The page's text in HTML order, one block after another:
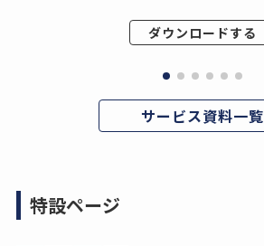
ダウンロードする
サービス資料一覧
特設ページ